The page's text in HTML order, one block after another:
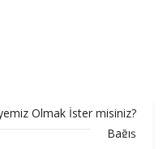
Olmak İster misiniz?
Bağış